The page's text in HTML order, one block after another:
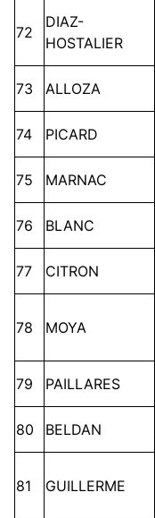
72
DIAZ-
HOSTALIER
73 ALLOZA
74 PICARD
75 MARNAC
76 BLANC
77 CITRON
78 MOYA
79 PAILLARES
80 BELDAN
81 GUILLERME